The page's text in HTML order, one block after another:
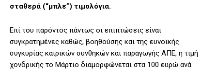
σταθερά (“μπλε”) τιμολόγια.
Επί του παρόντος πάντως οι επιπτώσεις είναι
συγκρατημένες καθώς, βοηθούσης και της ευνοϊκής
συγκυρίας καιρικών συνθηκών και παραγωγής ΑΠΕ, η τιμή
χονδρικής το Μάρτιο διαμορφώνεται στα 100 ευρώ ανά